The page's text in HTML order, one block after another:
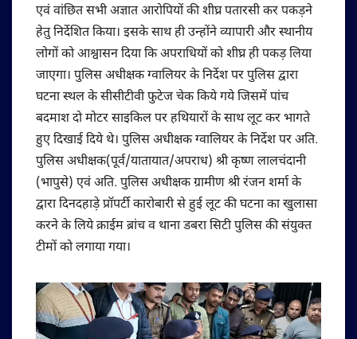
एवं वांछित सभी अज्ञात आरोपियों की शीघ्र पतारसी कर पकड़ने
हेतु निर्देशित किया। इसके साथ ही उन्होंने व्यापारी और स्थानीय
लोगों को आश्वासन दिया कि अपराधियों को शीघ्र ही पकड़ लिया
जाएगा। पुलिस अधीक्षक ग्वालियर के निर्देश पर पुलिस द्वारा
घटना स्थल के सीसीटीवी फुटेज चेक किये गये जिसमें पांच
बदमाश दो मोटर साइकिल पर हथियारों के साथ लूट कर भागते
हुए दिखाई दिये थे। पुलिस अधीक्षक ग्वालियर के निर्देश पर अति.
पुलिस अधीक्षक(पूर्व/यातायात/अपराध) श्री कृष्ण लालचंदानी
(भापुसे) एवं अति. पुलिस अधीक्षक ग्रामीण श्री रंजन शर्मा के
द्वारा दिनदहाड़े प्रॉपर्टी कारोबारी से हुई लूट की घटना का खुलासा
करने के लिये क्राईम ब्रांच व थाना डबरा सिटी पुलिस की संयुक्त
टीमों को लगाया गया।